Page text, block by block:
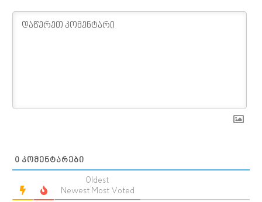
0 ᲙᲝᲛᲔᲜᲢᲐᲠᲔᲑᲘ
Oldest
Newest Most Voted